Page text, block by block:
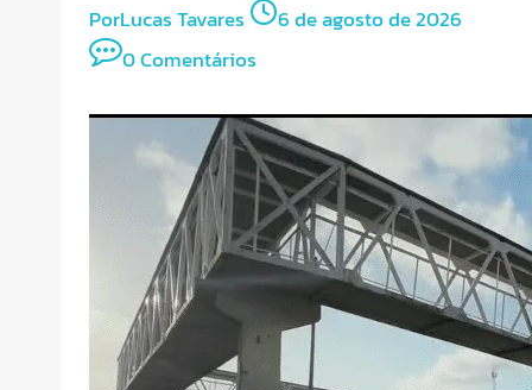
PorLucas Tavares
6 de agosto de 2026
0 Comentários